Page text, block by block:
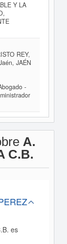
Y LA
REY,
JAÉN
-
A.
C.B.
es